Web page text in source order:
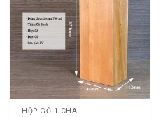
HỘP GỖ 1 CHAI